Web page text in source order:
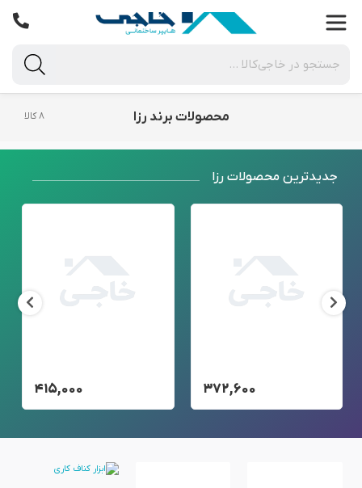
محصولات برند رزا ۸ کالا
جدید‌ترین محصولات رزا
۳۷۲,۶۰۰ ۴۱۵,۰۰۰